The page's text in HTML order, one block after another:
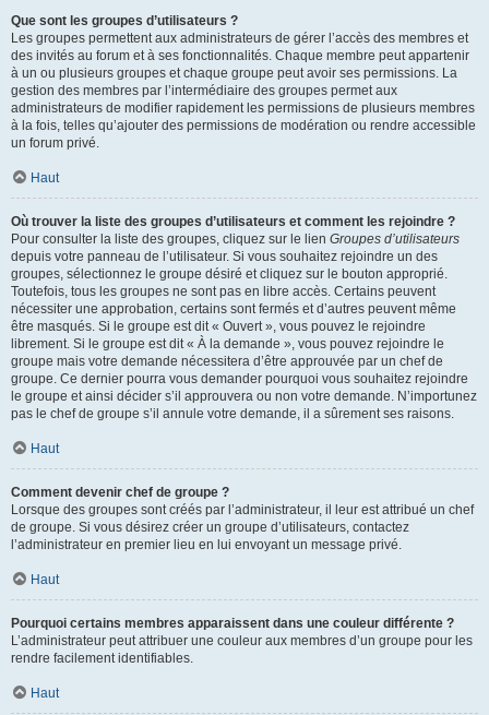
Que sont les groupes d’utilisateurs ?
Les groupes permettent aux administrateurs de gérer l’accès des membres et
des invités au forum et à ses fonctionnalités. Chaque membre peut appartenir
à un ou plusieurs groupes et chaque groupe peut avoir ses permissions. La
gestion des membres par l’intermédiaire des groupes permet aux
administrateurs de modifier rapidement les permissions de plusieurs membres
à la fois, telles qu’ajouter des permissions de modération ou rendre accessible
un forum privé.
Haut
Où trouver la liste des groupes d’utilisateurs et comment les rejoindre ?
Pour consulter la liste des groupes, cliquez sur le lien Groupes d’utilisateurs
depuis votre panneau de l’utilisateur. Si vous souhaitez rejoindre un des
groupes, sélectionnez le groupe désiré et cliquez sur le bouton approprié.
Toutefois, tous les groupes ne sont pas en libre accès. Certains peuvent
nécessiter une approbation, certains sont fermés et d’autres peuvent même
être masqués. Si le groupe est dit « Ouvert », vous pouvez le rejoindre
librement. Si le groupe est dit « À la demande », vous pouvez rejoindre le
groupe mais votre demande nécessitera d’être approuvée par un chef de
groupe. Ce dernier pourra vous demander pourquoi vous souhaitez rejoindre
le groupe et ainsi décider s’il approuvera ou non votre demande. N’importunez
pas le chef de groupe s’il annule votre demande, il a sûrement ses raisons.
Haut
Comment devenir chef de groupe ?
Lorsque des groupes sont créés par l’administrateur, il leur est attribué un chef
de groupe. Si vous désirez créer un groupe d’utilisateurs, contactez
l’administrateur en premier lieu en lui envoyant un message privé.
Haut
Pourquoi certains membres apparaissent dans une couleur différente ?
L’administrateur peut attribuer une couleur aux membres d’un groupe pour les
rendre facilement identifiables.
Haut